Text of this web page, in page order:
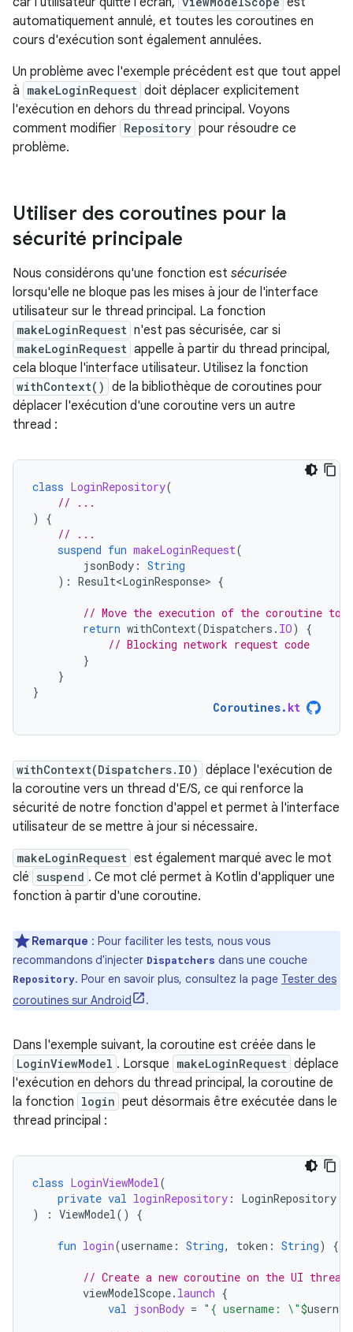
automatiquement annulé, et toutes les coroutines en
cours d'exécution sont également annulées.
Un problème avec l'exemple précédent est que tout appel
à makeLoginRequest doit déplacer explicitement
l'exécution en dehors du thread principal. Voyons
comment modifier Repository pour résoudre ce
problème.
Utiliser des coroutines pour la
sécurité principale
Nous considérons qu'une fonction est sécurisée
lorsqu'elle ne bloque pas les mises à jour de l'interface
utilisateur sur le thread principal. La fonction
makeLoginRequest n'est pas sécurisée, car si
makeLoginRequest appelle à partir du thread principal,
cela bloque l'interface utilisateur. Utilisez la fonction
withContext() de la bibliothèque de coroutines pour
déplacer l'exécution d'une coroutine vers un autre
thread :
class LoginRepository(
// ...
)
{
// ...
suspend fun makeLoginRequest(
jsonBody : String
): Result<LoginResponse> {
// Move the execution of the coroutine to
return withContext(Dispatchers . IO)
{
// Blocking network request code
}
}
}
Coroutines. kt
withContext(Dispatchers.IO) déplace l'exécution de
la coroutine vers un thread d'E/S, ce qui renforce la
sécurité de notre fonction d'appel et permet à l'interface
utilisateur de se mettre à jour si nécessaire.
makeLoginRequest est également marqué avec le mot
clé suspend . Ce mot clé permet à Kotlin d'appliquer une
fonction à partir d'une coroutine.
Remarque : Pour faciliter les tests, nous vous
recommandons d'injecter Dispatchers dans une couche
Repository. Pour en savoir plus, consultez la page Tester des
coroutines sur Android
.
Dans l'exemple suivant, la coroutine est créée dans le
LoginViewModel . Lorsque makeLoginRequest déplace
l'exécution en dehors du thread principal, la coroutine de
la fonction login peut désormais être exécutée dans le
thread principal :
class LoginViewModel(
private val loginRepository :
LoginRepository
)
: ViewModel() {
fun login(username : String, token : String) {
// Create a new coroutine on the UI thread
viewModelScope. launch {
val jsonBody = "{ username: \"$